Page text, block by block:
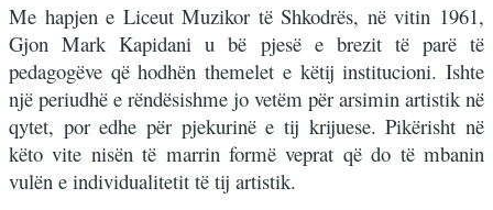
Me hapjen e Liceut Muzikor të Shkodrës, në vitin 1961,
Gjon Mark Kapidani u bë pjesë e brezit të parë të
pedagogëve që hodhën themelet e këtij institucioni. Ishte
një periudhë e rëndësishme jo vetëm për arsimin artistik në
qytet, por edhe për pjekurinë e tij krijuese. Pikërisht në
këto vite nisën të marrin formë veprat që do të mbanin
vulën e individualitetit të tij artistik.